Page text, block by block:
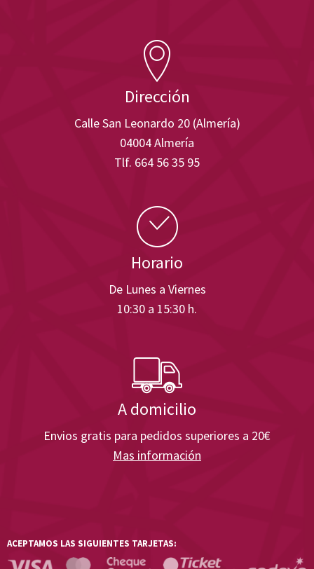
Dirección
Calle San Leonardo 20 (Almería)
04004 Almería
Tlf. 664 56 35 95
Horario
De Lunes a Viernes
10:30 a 15:30 h.
A domicilio
Envios gratis para pedidos superiores a 20€
Mas información
ACEPTAMOS LAS SIGUIENTES TARJETAS: